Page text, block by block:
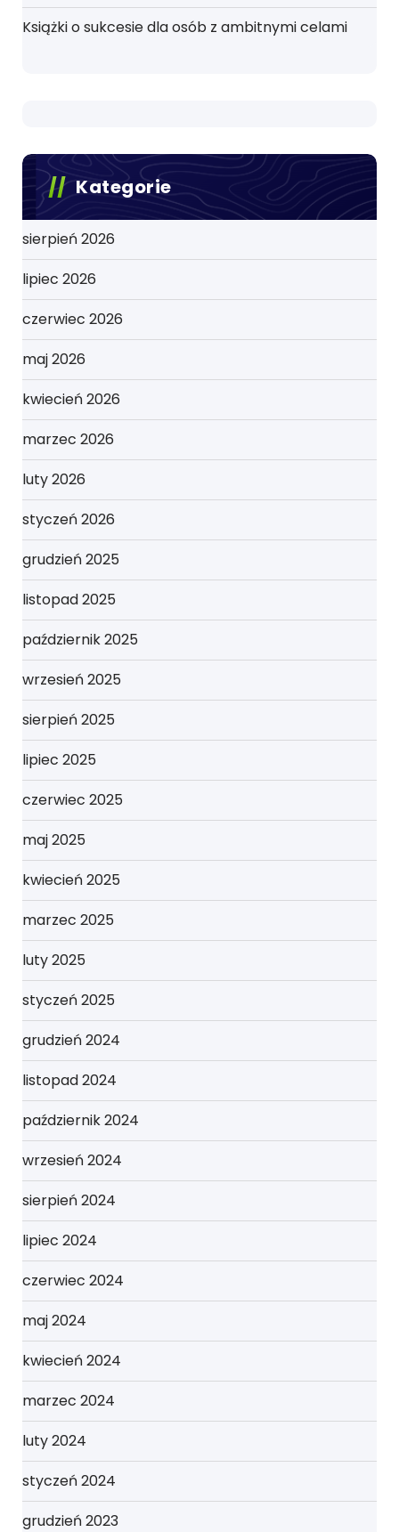
Książki o sukcesie dla osób z ambitnymi celami
Kategorie
sierpień 2026
lipiec 2026
czerwiec 2026
maj 2026
kwiecień 2026
marzec 2026
luty 2026
styczeń 2026
grudzień 2025
listopad 2025
październik 2025
wrzesień 2025
sierpień 2025
lipiec 2025
czerwiec 2025
maj 2025
kwiecień 2025
marzec 2025
luty 2025
styczeń 2025
grudzień 2024
listopad 2024
październik 2024
wrzesień 2024
sierpień 2024
lipiec 2024
czerwiec 2024
maj 2024
kwiecień 2024
marzec 2024
luty 2024
styczeń 2024
grudzień 2023